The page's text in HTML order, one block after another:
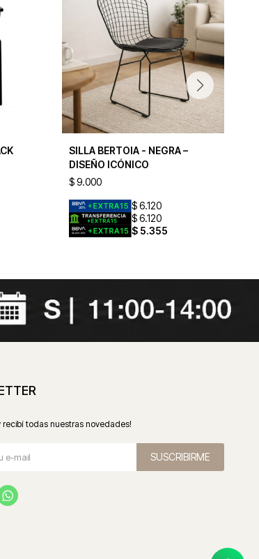
SILLA BERTOIA - NEGRA –
DISEÑO ICÓNICO
$9.000
$6.120
$6.120
$ 5.355
recibí todas nuestras novedades!
SUSCRIBIRME
